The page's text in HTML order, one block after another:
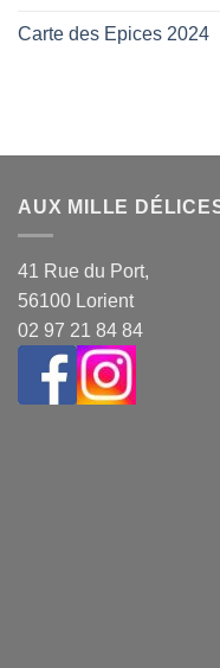
Carte des Epices 2024
AUX MILLE
41 Rue du Port,
56100 Lorient
02 97 21 84 84